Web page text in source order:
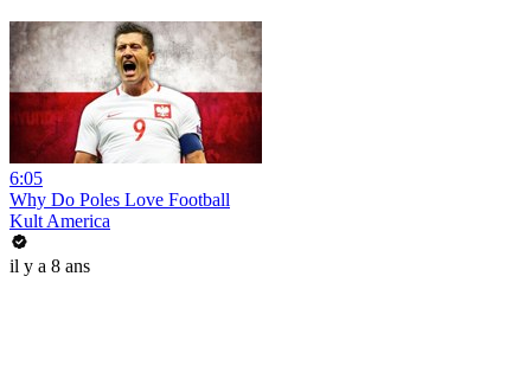
6:05
Why Do Poles Love Football
Kult America
il y a 8 ans